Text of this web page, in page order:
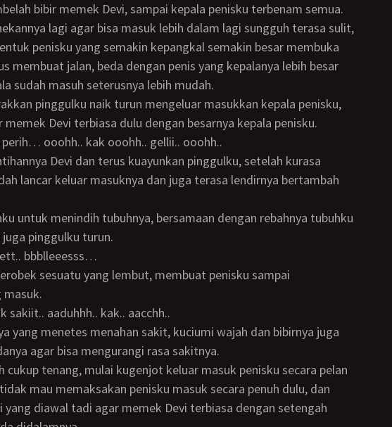
bibir memek Devi, sampai kepala penisku terbenam semua.
lagi agar bisa masuk lebih dalam lagi sungguh terasa sulit,
penisku yang semakin kepangkal semakin besar membuka
membuat jalan, beda dengan penis yang kepalanya lebih besar
sudah masuh seterusnya lebih mudah.
Devi terbiasa dulu dengan besarnya kepala penisku.
perih… ooohh.. kak ooohh.. gellii.. ooohh..
lancar keluar masuknya dan juga terasa lendirnya bertambah
pinggulku turun.
bbblleeesss…
masuk.
sakiit.. aaduhhh.. kak.. aacchh..
agar bisa mengurangi rasa sakitnya.
mau memaksakan penisku masuk secara penuh dulu, dan
yang diawal tadi agar memek Devi terbiasa dengan setengah